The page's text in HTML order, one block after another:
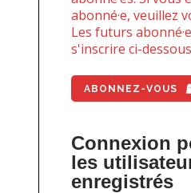
abonné·e, veuillez
Les futurs
s'inscrire ci-
ABONNEZ-VOUS
Connexion
les
enregistrés